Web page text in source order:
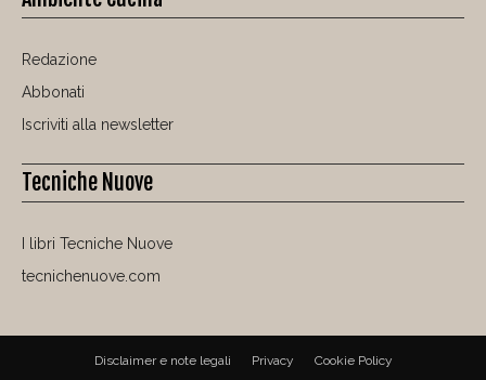
Redazione
Abbonati
Iscriviti alla newsletter
Tecniche Nuove
I libri Tecniche Nuove
tecnichenuove.com
Disclaimer e note legali Privacy Cookie Policy